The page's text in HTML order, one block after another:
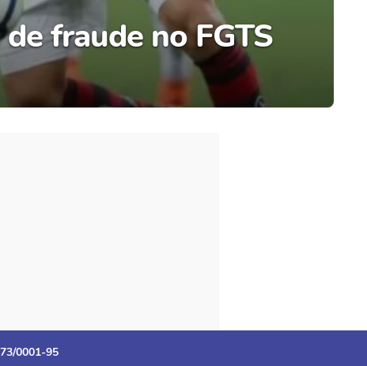
fraude no FGTS
0001-95